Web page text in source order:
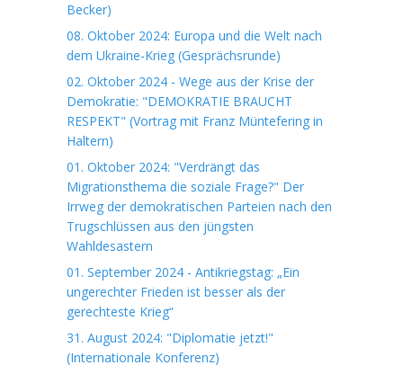
Becker)
08. Oktober 2024: Europa und die Welt nach
dem Ukraine-Krieg (Gesprächsrunde)
02. Oktober 2024 - Wege aus der Krise der
Demokratie: "DEMOKRATIE BRAUCHT
RESPEKT" (Vortrag mit Franz Müntefering in
Haltern)
01. Oktober 2024: "Verdrängt das
Migrationsthema die soziale Frage?" Der
Irrweg der demokratischen Parteien nach den
Trugschlüssen aus den jüngsten
Wahldesastern
01. September 2024 - Antikriegstag: „Ein
ungerechter Frieden ist besser als der
gerechteste Krieg“
31. August 2024: "Diplomatie jetzt!"
(Internationale Konferenz)